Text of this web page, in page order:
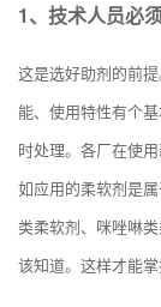
1、技术人员必
这是选好助剂的前
能、使用特性有个
时处理。各厂在使
如应用的柔软剂是
类柔软剂、咪唑啉
该知道。这样才能